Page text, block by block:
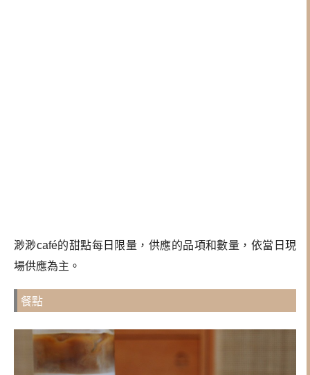
渺渺café的甜點每日限量， 供應的品項和數量，依當日現
場供應為主。
餐點